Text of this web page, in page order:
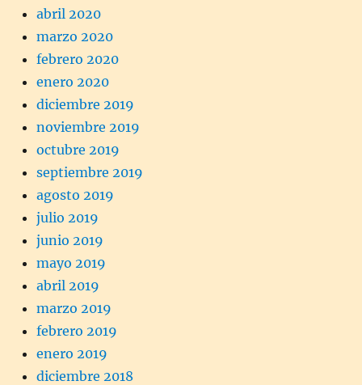
abril 2020
marzo 2020
febrero 2020
enero 2020
diciembre 2019
noviembre 2019
octubre 2019
septiembre 2019
agosto 2019
julio 2019
junio 2019
mayo 2019
abril 2019
marzo 2019
febrero 2019
enero 2019
diciembre 2018